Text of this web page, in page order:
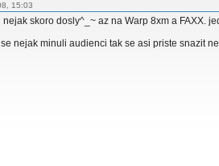
15:03
skoro dosly^_~ az na Warp 8xm a FAXX.
nejak minuli audienci tak se asi priste snazit